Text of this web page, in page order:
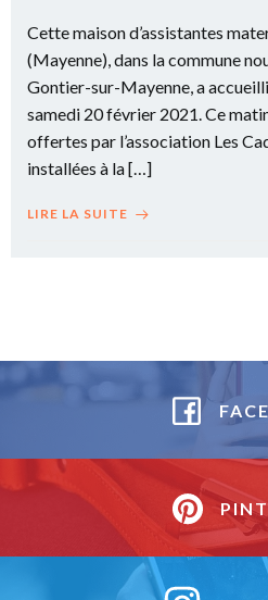
Cette maison d’assistantes
(Mayenne), dans la commune
Gontier-sur-Mayenne, a
samedi 20 février 2021. Ce
offertes par l’association Les
installées à la […]
LIRE LA SUITE